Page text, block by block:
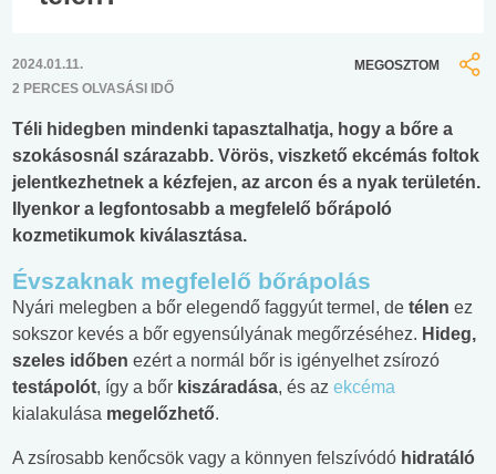
2024.01.11.
2 PERCES OLVASÁSI IDŐ
MEGOSZTOM
Téli hidegben mindenki tapasztalhatja, hogy a bőre a
szokásosnál szárazabb. Vörös, viszkető ekcémás foltok
jelentkezhetnek a kézfejen, az arcon és a nyak területén.
Ilyenkor a legfontosabb a megfelelő bőrápoló
kozmetikumok kiválasztása.
Évszaknak megfelelő bőrápolás
Nyári melegben a bőr elegendő faggyút termel, de télen ez
sokszor kevés a bőr egyensúlyának megőrzéséhez. Hideg,
szeles időben ezért a normál bőr is igényelhet zsírozó
testápolót, így a bőr kiszáradása, és az ekcéma
kialakulása megelőzhető.
A zsírosabb kenőcsök vagy a könnyen felszívódó hidratáló